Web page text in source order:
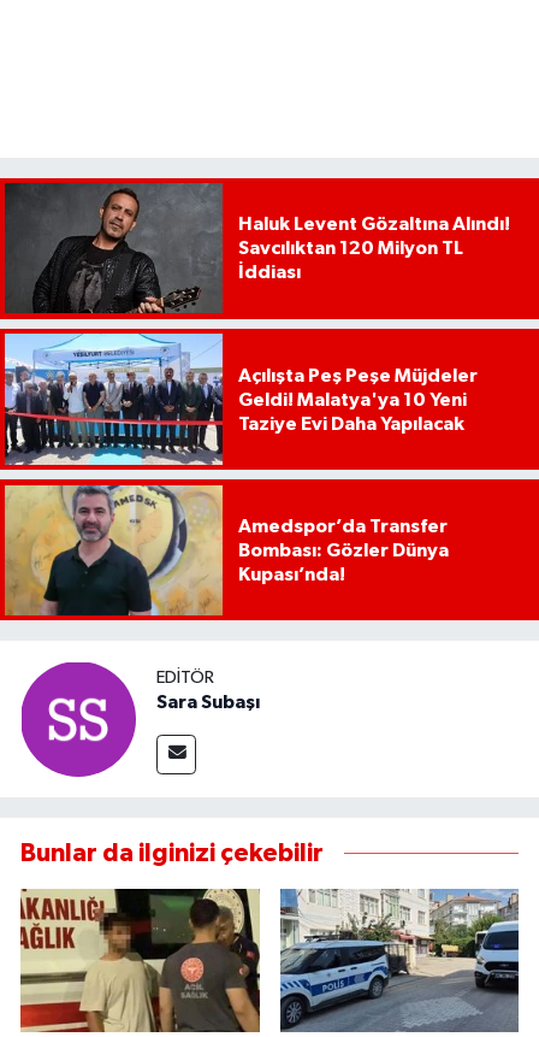
Haluk Levent Gözaltına Alındı!
Savcılıktan 120 Milyon TL
İddiası
Açılışta Peş Peşe Müjdeler
Geldi! Malatya'ya 10 Yeni
Taziye Evi Daha Yapılacak
Amedspor’da Transfer
Bombası: Gözler Dünya
Kupası’nda!
EDITÖR
Sara Subaşı
Bunlar da ilginizi çekebilir